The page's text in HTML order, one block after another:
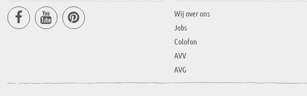
Wij over ons
Jobs
Colofon
AVV
AVG